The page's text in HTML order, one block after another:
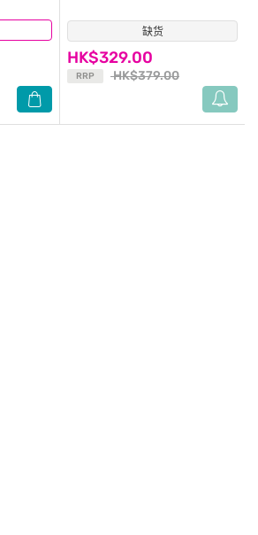
缺货
HK$329.00
RRP HK$379.00
(21)